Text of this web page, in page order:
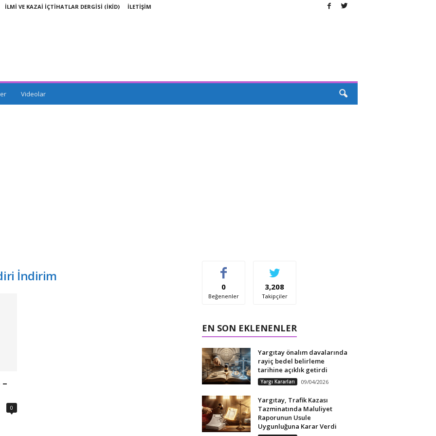
İLMİ VE KAZAİ İÇTİHATLAR DERGİSİ (İKİD) İLETİŞİM
Videolar
İndirim
0
0
Beğenenler
3,208
Takipçiler
EN SON EKLENENLER
Yargıtay önalım davalarında
rayiç bedel belirleme
tarihine açıklık getirdi
Yargı Kararları 09/04/2026
Yargıtay, Trafik Kazası
Tazminatında Maluliyet
Raporunun Usule
Uygunluğuna Karar Verdi